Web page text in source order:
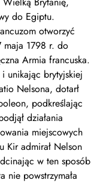
do Egiptu.
otworzyć
1798 r. do
Armia francuska.
unikając brytyjskiej
Nelsona, dotarł
podkreślając
działania
miejscowych
Kir admirał Nelson
w ten sposób
nie powstrzymała